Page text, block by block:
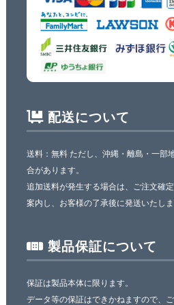
配送について
送料：無料 ただし、沖縄・離島・一部
合があります。
追加送料が発生する場合は、ご注文確
案内し、お客様の了承後に発送いたしま
製品保証について
保証は製品本体に限ります。
データ等の保証はできかねますので、ご